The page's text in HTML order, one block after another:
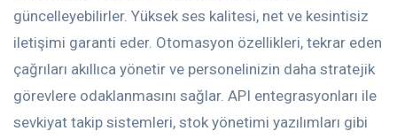
güncelleyebilirler. Yüksek ses kalitesi, net ve kesintisiz
iletişimi garanti eder. Otomasyon özellikleri, tekrar eden
çağrıları akıllıca yönetir ve personelinizin daha stratejik
görevlere odaklanmasını sağlar. API entegrasyonları ile
sevkiyat takip sistemleri, stok yönetimi yazılımları gibi